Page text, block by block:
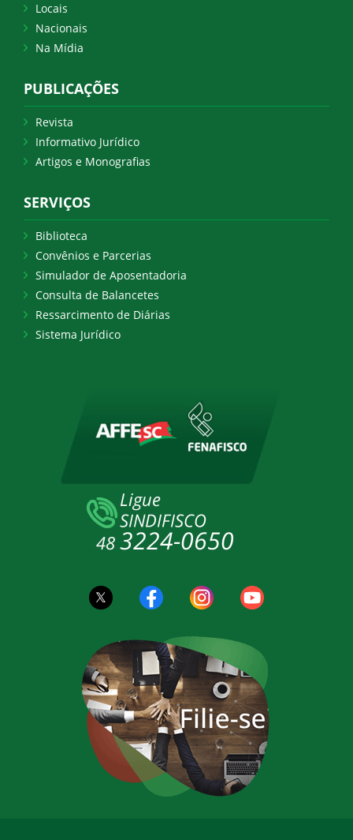
Locais
Nacionais
Na Mídia
PUBLICAÇÕES
Revista
Informativo Jurídico
Artigos e Monografias
SERVIÇOS
Biblioteca
Convênios e Parcerias
Simulador de Aposentadoria
Consulta de Balancetes
Ressarcimento de Diárias
Sistema Jurídico